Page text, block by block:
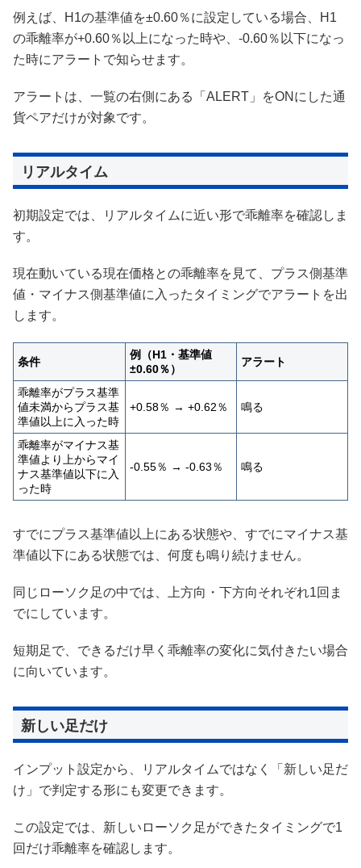
例えば、H1の基準値を±0.60％に設定している場合、H1
の乖離率が+0.60％以上になった時や、-0.60％以下になっ
た時にアラートで知らせます。
アラートは、一覧の右側にある「ALERT」をONにした通
貨ペアだけが対象です。
リアルタイム
初期設定では、リアルタイムに近い形で乖離率を確認しま
す。
現在動いている現在価格との乖離率を見て、プラス側基準
値・マイナス側基準値に入ったタイミングでアラートを出
します。
条件
例（H1・基準値
±0.60％）
アラート
乖離率がプラス基準
値未満からプラス基
準値以上に入った時
+0.58％ → +0.62％ 鳴る
乖離率がマイナス基
準値より上からマイ
ナス基準値以下に入
った時
-0.55％ → -0.63％ 鳴る
すでにプラス基準値以上にある状態や、すでにマイナス基
準値以下にある状態では、何度も鳴り続けません。
同じローソク足の中では、上方向・下方向それぞれ1回ま
でにしています。
短期足で、できるだけ早く乖離率の変化に気付きたい場合
に向いています。
新しい足だけ
インプット設定から、リアルタイムではなく「新しい足だ
け」で判定する形にも変更できます。
この設定では、新しいローソク足ができたタイミングで1
回だけ乖離率を確認します。